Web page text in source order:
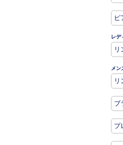
レデ
メン